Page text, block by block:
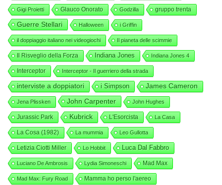
Gigi Proietti Glauco Onorato Godzilla gruppo trenta
Guerre Stellari Halloween i Griffin
il doppiaggio italiano nei videogiochi Il pianeta delle scimmie
Il Risveglio della Forza Indiana Jones Indiana Jones 4
Interceptor Interceptor - Il guerriero della strada
interviste a doppiatori i Simpson James Cameron
Jena Plissken John Carpenter John Hughes
Jurassic Park Kubrick L'Esorcista La Casa
La Cosa (1982) La mummia Leo Gullotta
Letizia Ciotti Miller Lo Hobbit Luca Dal Fabbro
Luciano De Ambrosis Lydia Simoneschi Mad Max
Mad Max: Fury Road Mamma ho perso l'aereo